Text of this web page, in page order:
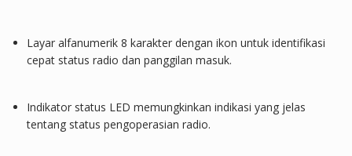
Layar alfanumerik 8 karakter dengan ikon untuk identifikasi
cepat status radio dan panggilan masuk.
Indikator status LED memungkinkan indikasi yang jelas
tentang status pengoperasian radio.